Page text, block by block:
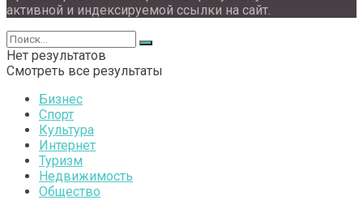
активной и индексируемой ссылки на сайт.
Нет результатов
Смотреть все результаты
Бизнес
Спорт
Культура
Интернет
Туризм
Недвижимость
Общество